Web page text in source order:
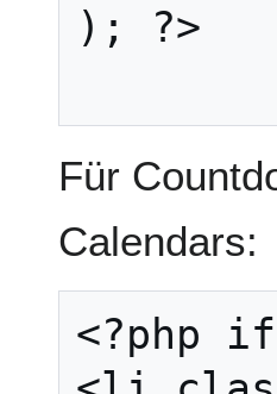
); ?>
Für
Calendars:
<?php